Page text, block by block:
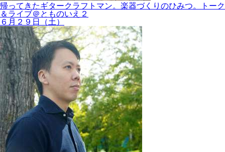
帰ってきたギタークラフトマン。楽器づくりのひみつ。トーク
＆ライブ＠とものいえ２
６月２９日（土）